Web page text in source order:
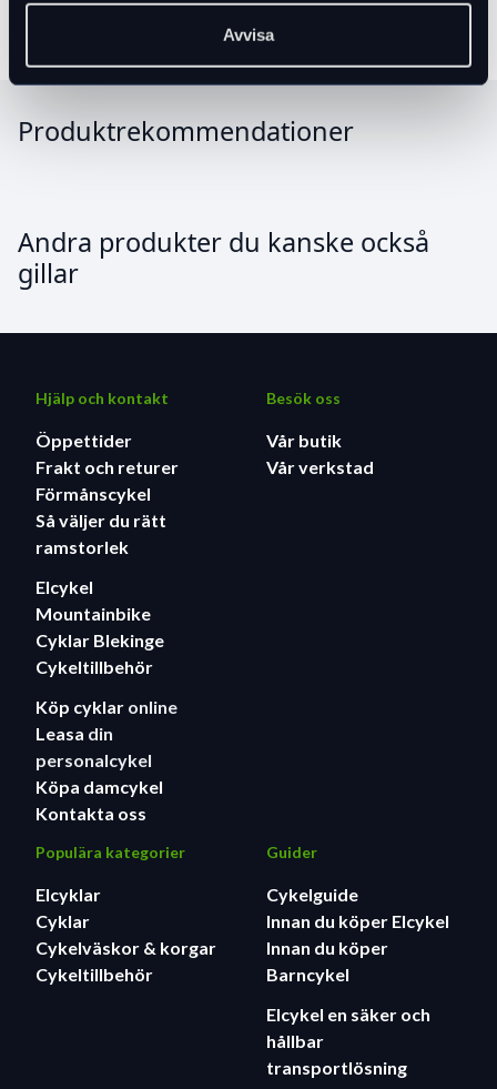
Avvisa
Produktrekommendationer
Andra produkter du kanske också
gillar
Hjälp och kontakt
Öppettider
Frakt och returer
Förmånscykel
Så väljer du rätt
ramstorlek
Elcykel
Mountainbike
Cyklar Blekinge
Cykeltillbehör
Köp cyklar online
Leasa din
personalcykel
Köpa damcykel
Kontakta oss
Besök oss
Vår butik
Vår verkstad
Populära kategorier
Elcyklar
Cyklar
Cykelväskor & korgar
Cykeltillbehör
Guider
Cykelguide
Innan du köper Elcykel
Innan du köper
Barncykel
Elcykel en säker och
hållbar
transportlösning